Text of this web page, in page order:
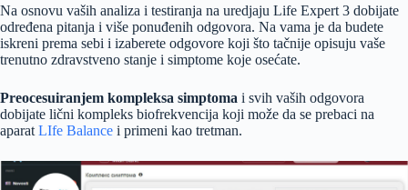
Na osnovu vaših analiza i testiranja na uredjaju Life Expert 3 dobijate
određena pitanja i više ponuđenih odgovora. Na vama je da budete
iskreni prema sebi i izaberete odgovore koji što tačnije opisuju vaše
trenutno zdravstveno stanje i simptome koje osećate.
Preocesuiranjem kompleksa simptoma i svih vaših odgovora
dobijate lični kompleks biofrekvencija koji može da se prebaci na
aparatLIfe Balance i primeni kao tretman.